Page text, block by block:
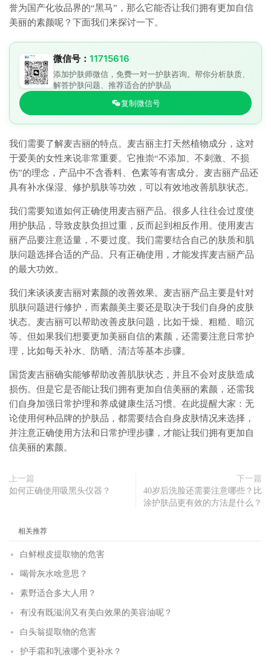
誉为国产化妆品界的“黑马”，那么它能否让我们拥有更加自信
美丽的素颜呢？下面我们来探讨一下。
微信号： 11715616
添加护肤师微信，免费一对一护肤咨询。帮你分析肤质、
解答护肤问题、推荐适合的护肤品
复制微信号
我们需要了解麦吉丽的特点。麦吉丽主打天然植物成分，这对
于爱美的女性来说非常重要。它推崇“不添加、不刺激、不损
伤”的理念，产品中不含香料、色素等有害成分。麦吉丽产品还
具有补水保湿、修护肌肤等功效，可以有效地改善肌肤状态。
我们需要知道如何正确使用麦吉丽产品。很多人往往会过度使
用护肤品，导致皮肤负担过重，反而起到相反作用。使用麦吉
丽产品要注意适量，不要过度。我们需要结合自己的肤质和肌
肤问题选择合适的产品。只有正确使用，才能发挥麦吉丽产品
的最大功效。
我们来谈谈麦吉丽对素颜的改善效果。麦吉丽产品主要是针对
肌肤问题进行修护，而素颜美主要还是取决于我们自身的皮肤
状态。麦吉丽可以帮助改善皮肤问题，比如干燥、粗糙、暗沉
等。但如果我们想要更加美丽自信的素颜，还需要注意日常护
理，比如每天补水、防晒、清洁等基本步骤。
国货麦吉丽确实能够帮助改善肌肤状态，并且不会对皮肤造成
损伤。但是它是否能让我们拥有更加自信美丽的素颜，还需我
们自身加强日常护理和养成健康生活习惯。在此提醒大家：无
论使用何种品牌的护肤品，都需要结合自身皮肤情况来选择，
并注意正确使用方法和日常护理步骤，才能让我们拥有更加自
信美丽的素颜。
上一篇
如何正确使用吸黑头仪器？
下一篇
40岁后洗脸还需要注意哪些？比
涂护肤品更有效的方法是什么？
相关推荐
白鲜根皮提取物的危害
喝骨灰水啥意思？
素野适合多大人用？
有没有既滋润又有美白效果的美容油呢？
白头翁提取物的危害
护手霜和乳液哪个更补水？